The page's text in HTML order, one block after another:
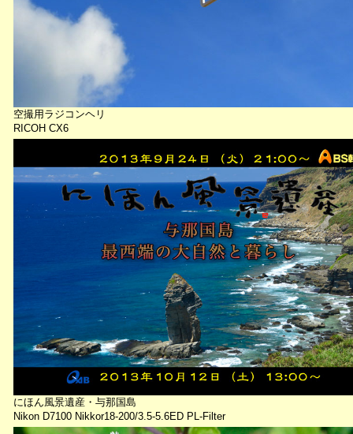
空撮用ラジコンヘリ
RICOH CX6
にほん風景遺産・与那国島
Nikon D7100 Nikkor18-200/3.5-5.6ED PL-Filter